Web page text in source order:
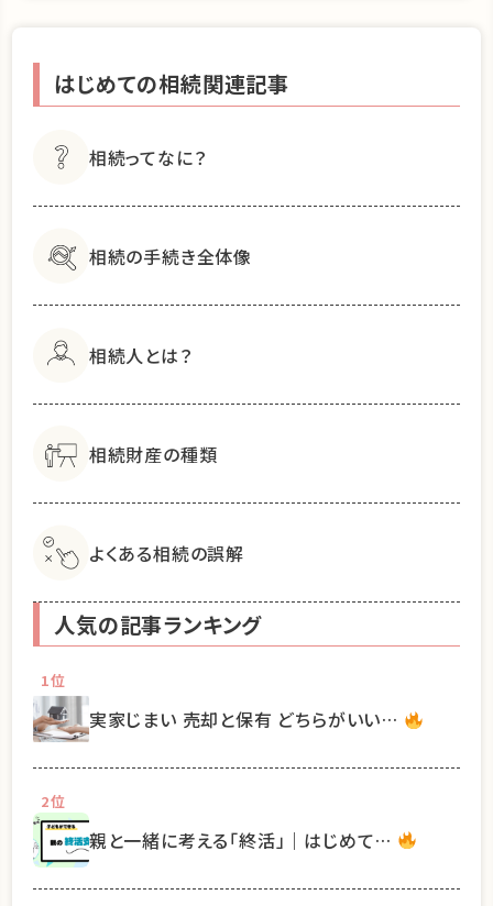
はじめての相続関連記事
相続ってなに？
相続の手続き全体像
相続人とは？
相続財産の種類
よくある相続の誤解
人気の記事ランキング
1位
実家じまい 売却と保有 どちらがいい…
2位
親と一緒に考える「終活」｜はじめて…